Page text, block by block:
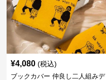
¥4,080 (税込)
ブックカバー 仲良し二人組みデ